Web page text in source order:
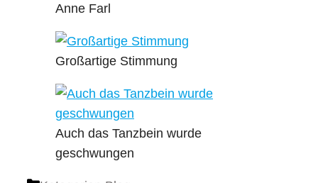
Anne Farl
Großartige Stimmung
Auch das Tanzbein wurde
geschwungen